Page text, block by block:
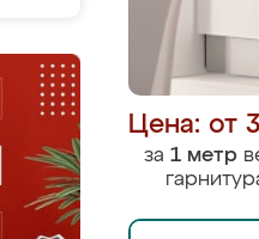
Цена: от
за 1 метр